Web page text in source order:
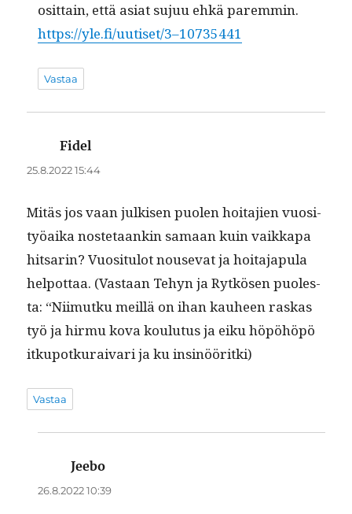
osit­tain, että asi­at sujuu ehkä parem­min.
https://yle.fi/uutiset/3–10735441
Vastaa
Fidel
25.8.2022 15:44
Mitäs jos vaan julkisen puolen hoita­jien vuos­i­
työai­ka nos­te­taankin samaan kuin vaikka­pa
hit­sarin? Vuosi­t­u­lot nou­se­vat ja hoita­japu­la
helpot­taa. (Vas­taan Tehyn ja Rytkösen puoles­
ta: “Niimutku meil­lä on ihan kauheen raskas
työ ja hir­mu kova koulu­tus ja eiku höpöhöpö
itkupotku­raivari ja ku insinööritki)
Vastaa
Jeebo
26.8.2022 10:39